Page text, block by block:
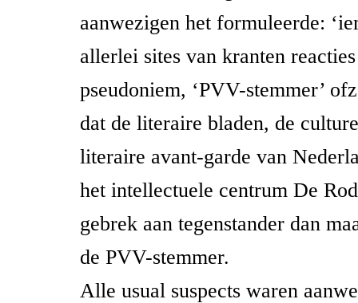
aanwezigen het formuleerde:
allerlei sites van kranten
pseudoniem, ‘PVV-stemmer’
dat de literaire bladen, de
literaire avant-garde van
het intellectuele centrum De
gebrek aan tegenstander dan
de PVV-stemmer.
Alle usual suspects waren